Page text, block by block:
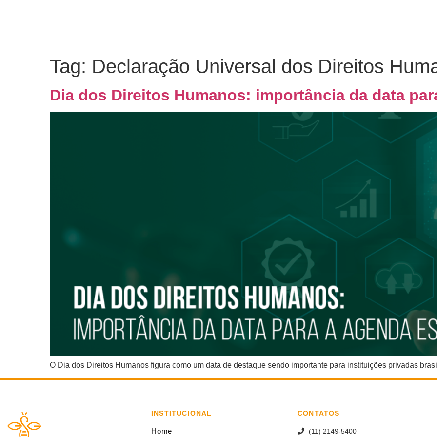
Tag: Declaração Universal dos Direitos
Dia dos Direitos Humanos: importância da data
O Dia dos Direitos Humanos figura como um data de destaque sendo importante para instituições privadas
INSTITUCIONAL
Home
CONTATOS
(11) 2149-5400